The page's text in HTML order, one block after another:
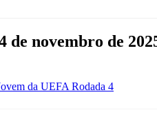
novembro de
da UEFA Rodada 4